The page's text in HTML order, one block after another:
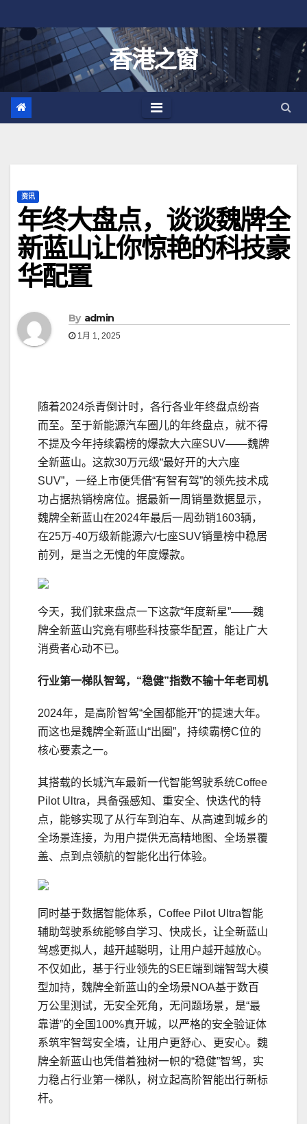
至
香港之窗
资讯
年终大盘点，谈谈魏牌全
新蓝山让你惊艳的科技豪
华配置
By admin
1月 1, 2025
随着2024杀青倒计时，各行各业年终盘点纷沓
而至。至于新能源汽车圈儿的年终盘点，就不得
不提及今年持续霸榜的爆款大六座SUV——魏牌
全新蓝山。这款30万元级“最好开的大六座
SUV”，一经上市便凭借“有智有驾”的领先技术成
功占据热销榜席位。据最新一周销量数据显示，
魏牌全新蓝山在2024年最后一周劲销1603辆，
在25万-40万级新能源六/七座SUV销量榜中稳居
前列，是当之无愧的年度爆款。
今天，我们就来盘点一下这款“年度新星”——魏
牌全新蓝山究竟有哪些科技豪华配置，能让广大
消费者心动不已。
行业第一梯队智驾，“稳健”指数不输十年老司机
2024年，是高阶智驾“全国都能开”的提速大年。
而这也是魏牌全新蓝山“出圈”，持续霸榜C位的
核心要素之一。
其搭载的长城汽车最新一代智能驾驶系统Coffee
Pilot Ultra，具备强感知、重安全、快迭代的特
点，能够实现了从行车到泊车、从高速到城乡的
全场景连接，为用户提供无高精地图、全场景覆
盖、点到点领航的智能化出行体验。
同时基于数据智能体系，Coffee Pilot Ultra智能
辅助驾驶系统能够自学习、快成长，让全新蓝山
驾感更拟人，越开越聪明，让用户越开越放心。
不仅如此，基于行业领先的SEE端到端智驾大模
型加持，魏牌全新蓝山的全场景NOA基于数百
万公里测试，无安全死角，无问题场景，是“最
靠谱”的全国100%真开城，以严格的安全验证体
系筑牢智驾安全墙，让用户更舒心、更安心。魏
牌全新蓝山也凭借着独树一帜的“稳健”智驾，实
力稳占行业第一梯队，树立起高阶智能出行新标
杆。